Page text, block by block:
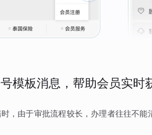
模板消息，帮助会员实时
，由于审批流程较长，办理者往往不